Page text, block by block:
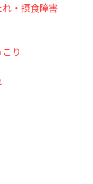
・摂食障害
り